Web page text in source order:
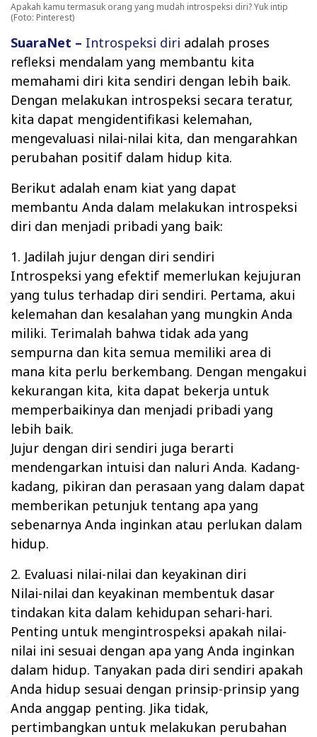
Apakah kamu termasuk orang yang mudah introspeksi diri? Yuk intip
(Foto: Pinterest)
SuaraNet – Introspeksi diri adalah proses
refleksi mendalam yang membantu kita
memahami diri kita sendiri dengan lebih baik.
Dengan melakukan introspeksi secara teratur,
kita dapat mengidentifikasi kelemahan,
mengevaluasi nilai-nilai kita, dan mengarahkan
perubahan positif dalam hidup kita.
Berikut adalah enam kiat yang dapat
membantu Anda dalam melakukan introspeksi
diri dan menjadi pribadi yang baik:
1. Jadilah jujur dengan diri sendiri
Introspeksi yang efektif memerlukan kejujuran
yang tulus terhadap diri sendiri. Pertama, akui
kelemahan dan kesalahan yang mungkin Anda
miliki. Terimalah bahwa tidak ada yang
sempurna dan kita semua memiliki area di
mana kita perlu berkembang. Dengan mengakui
kekurangan kita, kita dapat bekerja untuk
memperbaikinya dan menjadi pribadi yang
lebih baik.
Jujur dengan diri sendiri juga berarti
mendengarkan intuisi dan naluri Anda. Kadang-
kadang, pikiran dan perasaan yang dalam dapat
memberikan petunjuk tentang apa yang
sebenarnya Anda inginkan atau perlukan dalam
hidup.
2. Evaluasi nilai-nilai dan keyakinan diri
Nilai-nilai dan keyakinan membentuk dasar
tindakan kita dalam kehidupan sehari-hari.
Penting untuk mengintrospeksi apakah nilai-
nilai ini sesuai dengan apa yang Anda inginkan
dalam hidup. Tanyakan pada diri sendiri apakah
Anda hidup sesuai dengan prinsip-prinsip yang
Anda anggap penting. Jika tidak,
pertimbangkan untuk melakukan perubahan